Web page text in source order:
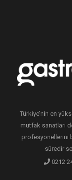
Türkiye’nin en
mutfak sanatları
profesyonellerini
süredir
0212